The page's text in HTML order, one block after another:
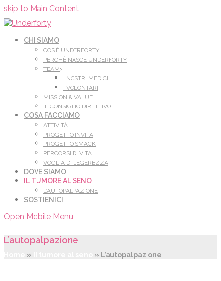
skip to Main Content
CHI SIAMO
COS’È UNDERFORTY
PERCHÈ NASCE UNDERFORTY
TEAM
I NOSTRI MEDICI
I VOLONTARI
MISSION & VALUE
IL CONSIGLIO DIRETTIVO
COSA FACCIAMO
ATTIVITÀ
PROGETTO INVITA
PROGETTO SMACK
PERCORSI DI VITA
VOGLIA DI LEGEREZZA
DOVE SIAMO
IL TUMORE AL SENO
L’AUTOPALPAZIONE
SOSTIENICI
Open Mobile Menu
L’autopalpazione
» » L’autopalpazione